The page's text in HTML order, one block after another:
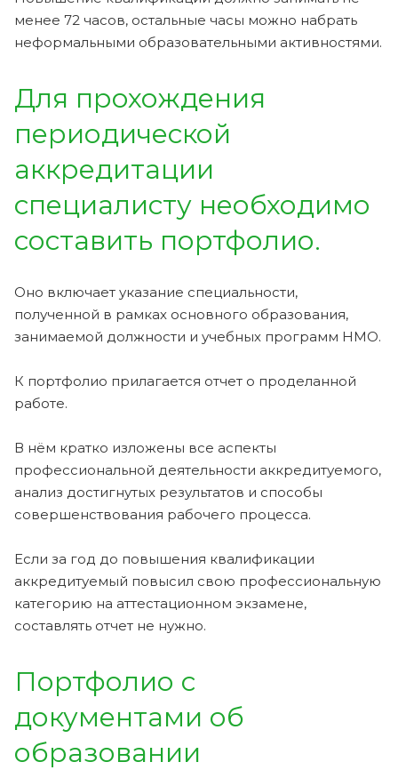
менее 72 часов, остальные часы можно набрать
неформальными образовательными активностями.
Для прохождения
периодической
аккредитации
специалисту необходимо
составить портфолио.
Оно включает указание специальности,
полученной в рамках основного образования,
занимаемой должности и учебных программ НМО.
К портфолио прилагается отчет о проделанной
работе.
В нём кратко изложены все аспекты
профессиональной деятельности аккредитуемого,
анализ достигнутых результатов и способы
совершенствования рабочего процесса.
Если за год до повышения квалификации
аккредитуемый повысил свою профессиональную
категорию на аттестационном экзамене,
составлять отчет не нужно.
Портфолио с
документами об
образовании